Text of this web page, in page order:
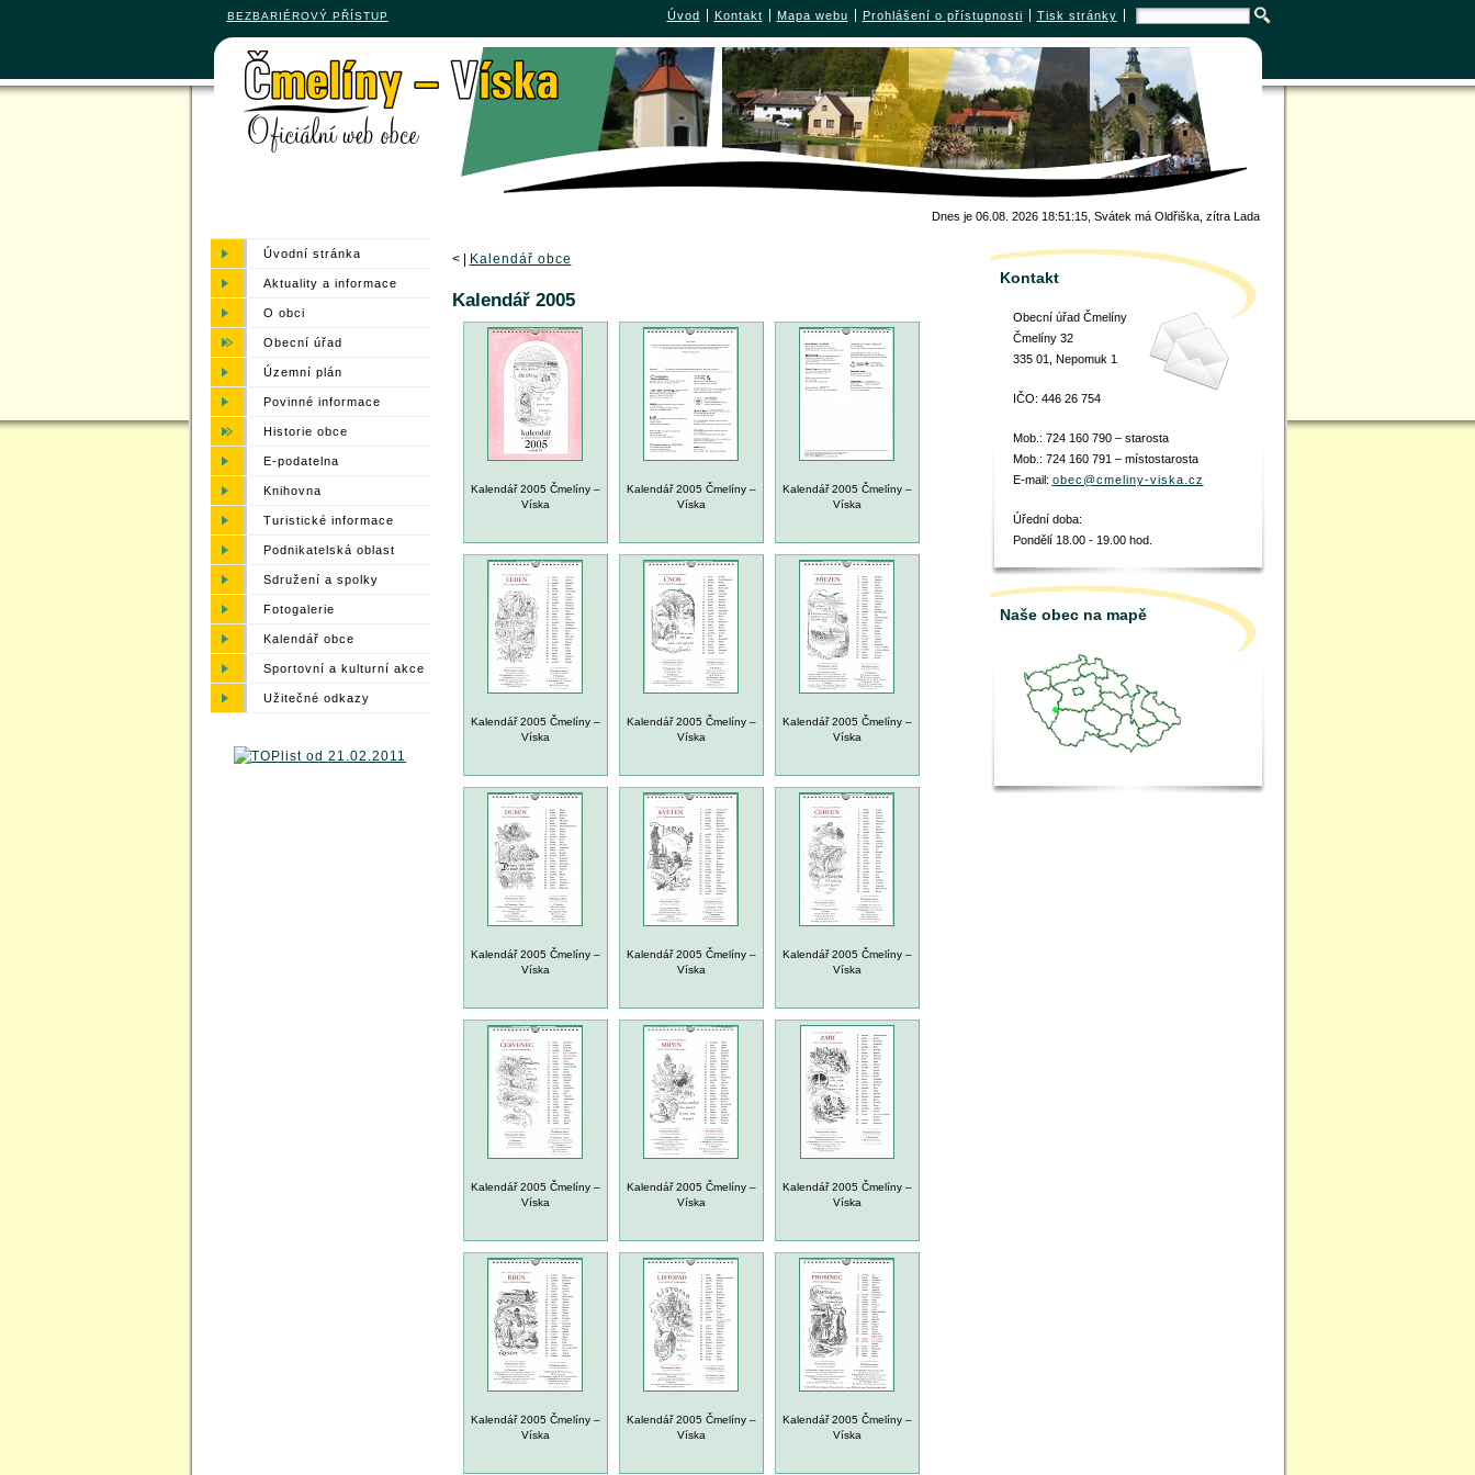
BEZBARIÉROVÝ PŘÍSTUP Úvod Kontakt Mapa webu Prohlášení o přístupnosti Tisk stránky
Dnes je 06.08. 2026 18:51:15, Svátek má Oldřiška, zítra Lada
< | Kalendář obce
Kalendář 2005
Kalendář 2005 Čmelíny –
Víska
Kalendář 2005 Čmelíny –
Víska
Kalendář 2005 Čmelíny –
Víska
Kalendář 2005 Čmelíny –
Víska
Kalendář 2005 Čmelíny –
Víska
Kalendář 2005 Čmelíny –
Víska
Kalendář 2005 Čmelíny –
Víska
Kalendář 2005 Čmelíny –
Víska
Kalendář 2005 Čmelíny –
Víska
Kalendář 2005 Čmelíny –
Víska
Kalendář 2005 Čmelíny –
Víska
Kalendář 2005 Čmelíny –
Víska
Kalendář 2005 Čmelíny –
Víska
Kalendář 2005 Čmelíny –
Víska
Kalendář 2005 Čmelíny –
Víska
Úvodní stránka
Aktuality a informace
O obci
Obecní úřad
Územní plán
Povinné informace
Historie obce
E-podatelna
Knihovna
Turistické informace
Podnikatelská oblast
Sdružení a spolky
Fotogalerie
Kalendář obce
Sportovní a kulturní akce
Užitečné odkazy
Kontakt
Obecní úřad Čmelíny
Čmelíny 32
335 01, Nepomuk 1
IČO: 446 26 754
Mob.: 724 160 790 – starosta
Mob.: 724 160 791 – místostarosta
E-mail: obec@cmeliny-viska.cz
Úřední doba:
Pondělí 18.00 - 19.00 hod.
Naše obec na mapě